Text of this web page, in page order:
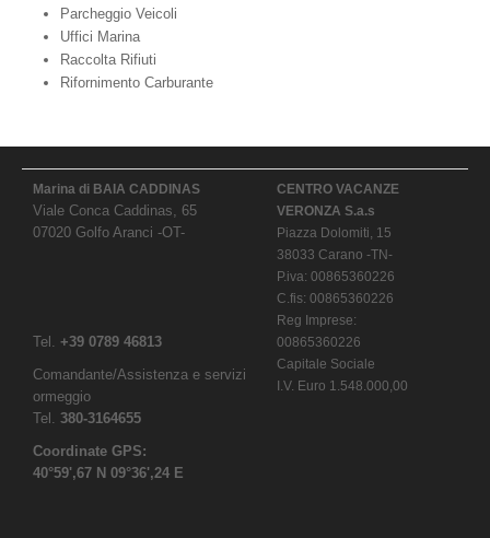
Parcheggio Veicoli
Uffici Marina
Raccolta Rifiuti
Rifornimento Carburante
Marina di BAIA CADDINAS
Viale Conca Caddinas, 65
07020 Golfo Aranci -OT-
Tel. +39 0789 46813
Comandante/Assistenza e servizi
ormeggio
Tel. 380-3164655
Coordinate GPS:
40°59',67 N 09°36',24 E
CENTRO VACANZE
VERONZA S.a.s
Piazza Dolomiti, 15
38033 Carano -TN-
P.iva: 00865360226
C.fis: 00865360226
Reg Imprese:
00865360226
Capitale Sociale
I.V. Euro 1.548.000,00